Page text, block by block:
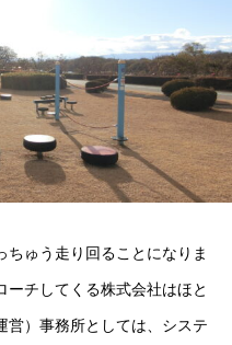
ゅう走り回ることになりま
チしてくる株式会社はほと
営）事務所としては、システ